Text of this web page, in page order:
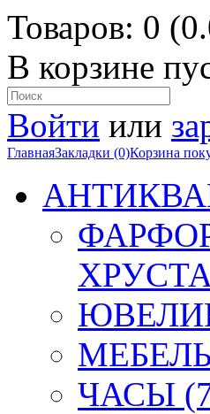
Товаров: 0
В корзине
Войти или
ГлавнаяЗакладки (0)Корзина
ЧАСЫ